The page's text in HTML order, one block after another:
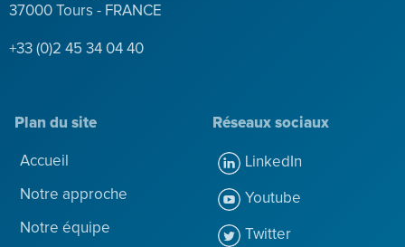
37000 Tours - FRANCE
+33 (0)2 45 34 04 40
Plan du site
Accueil
Notre approche
Notre équipe
Réseaux sociaux
LinkedIn
Youtube
Twitter